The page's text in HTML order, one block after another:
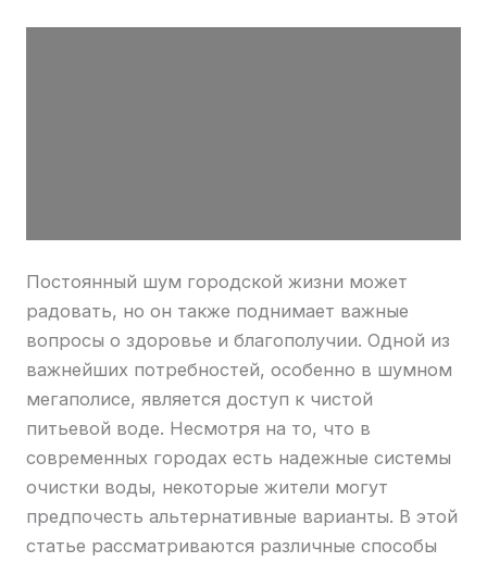
Постоянный шум городской жизни может
радовать, но он также поднимает важные
вопросы о здоровье и благополучии. Одной из
важнейших потребностей, особенно в шумном
мегаполисе, является доступ к чистой
питьевой воде. Несмотря на то, что в
современных городах есть надежные системы
очистки воды, некоторые жители могут
предпочесть альтернативные варианты. В этой
статье рассматриваются различные способы